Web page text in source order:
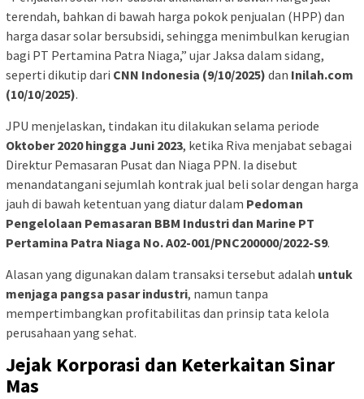
terendah, bahkan di bawah harga pokok penjualan (HPP) dan
harga dasar solar bersubsidi, sehingga menimbulkan kerugian
bagi PT Pertamina Patra Niaga,” ujar Jaksa dalam sidang,
seperti dikutip dari CNN Indonesia (9/10/2025) dan Inilah.com
(10/10/2025).
JPU menjelaskan, tindakan itu dilakukan selama periode
Oktober 2020 hingga Juni 2023, ketika Riva menjabat sebagai
Direktur Pemasaran Pusat dan Niaga PPN. Ia disebut
menandatangani sejumlah kontrak jual beli solar dengan harga
jauh di bawah ketentuan yang diatur dalam Pedoman
Pengelolaan Pemasaran BBM Industri dan Marine PT
Pertamina Patra Niaga No. A02-001/PNC200000/2022-S9.
Alasan yang digunakan dalam transaksi tersebut adalah untuk
menjaga pangsa pasar industri, namun tanpa
mempertimbangkan profitabilitas dan prinsip tata kelola
perusahaan yang sehat.
Jejak Korporasi dan Keterkaitan Sinar
Mas